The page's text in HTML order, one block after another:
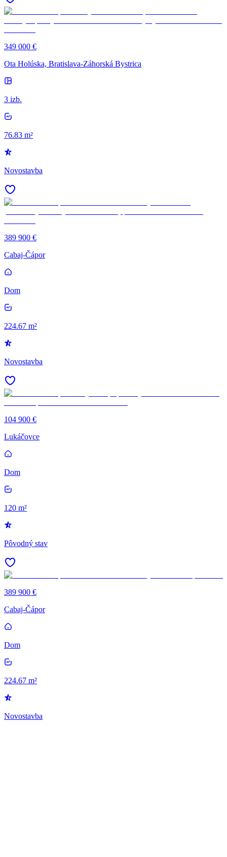
349 000 €
Ota Holúska, Bratislava-Záhorská Bystrica
3 izb.
76.83 m²
Novostavba
389 900 €
Cabaj-Čápor
Dom
224.67 m²
Novostavba
104 900 €
Lukáčovce
Dom
120 m²
Pôvodný stav
389 900 €
Cabaj-Čápor
Dom
224.67 m²
Novostavba